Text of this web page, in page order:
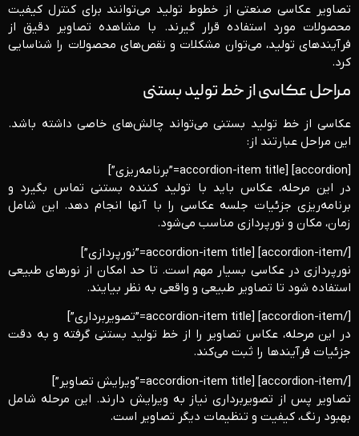
تصاویر عکاسی صنعتی از خطوط تولید می‌توانند برای کنترل کیفیت
محصولات مورد استفاده قرار گیرند. با مشاهده تصاویر دقیق از
فرآیندهای تولید، می‌توان مشکلات و نقص‌های محصولات را شناسایی
کرد.
مراحل عکاسی از خط تولید بستنی
عکاسی از خط تولید بستنی می‌تواند چالش‌های خاصی داشته باشد.
این مراحل عبارتند از:
[accordion] [accordion-item title=”برنامه‌ریزی”]
در این مرحله، عکاس باید با تولید کننده بستنی تماس بگیرد و
برنامه‌ریزی جزئیات جلسه عکاسی را با آنها انجام دهد. این شامل
زمان، مکان و نورپردازی مناسب می‌شود.
[/accordion-item] [accordion-item title=”نورپردازی”]
نورپردازی در عکاسی بسیار مهم است. تا حد امکان از نورهای طبیعی
استفاده شود تا تصاویر طبیعی و واقعی به نظر بیایند.
[/accordion-item] [accordion-item title=”تصویربرداری”]
در این مرحله، عکاس تصاویر را از خط تولید بستنی گرفته و به دقت
جزئیات فرآیندها را ثبت می‌کند.
[/accordion-item] [accordion-item title=”ویرایش تصاویر”]
تصاویر پس از تصویربرداری نیاز به ویرایش دارند. این مرحله شامل
بهبود رنگ، کیفیت و تنظیمات دیگر تصاویر است.